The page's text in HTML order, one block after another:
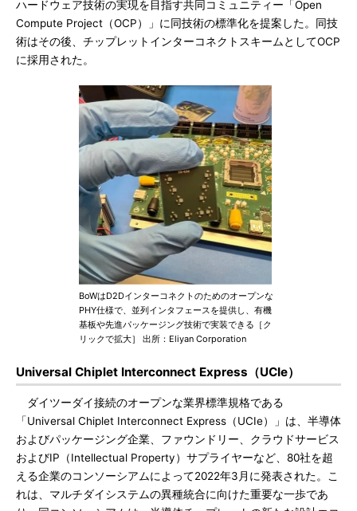
ハードウェア技術の実現を目指す共同コミュニティー「Open
Compute Project（OCP）」に同技術の標準化を提案した。同技
術はその後、チップレットインターコネクトスキームとしてOCP
に採用された。
BoWはD2Dインターコネクトのためのオープンな
PHY仕様で、並列インタフェースを提供し、有機
基板や先進パッケージング技術で実装できる［ク
リックで拡大］ 出所：Eliyan Corporation
Universal Chiplet Interconnect Express（UCIe）
ダイツーダイ接続のオープンな業界標準規格である
「Universal Chiplet Interconnect Express（UCIe）」は、半導体
およびパッケージング企業、ファウンドリー、クラウドサービス
およびIP（Intellectual Property）サプライヤーなど、80社を超
える企業のコンソーシアムによって2022年3月に発表された。こ
れは、マルチダイシステムの異種統合に向けた重要な一歩であ